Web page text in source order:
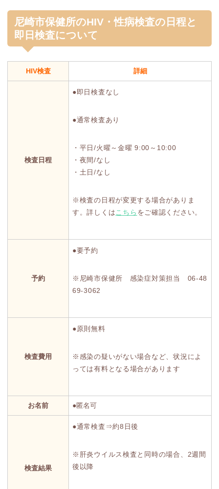
尼崎市保健所のHIV・性病検査の日程と
即日検査について
HIV検査 詳細
検査日程
●即日検査なし
●通常検査あり
・平日/火曜～金曜 9:00～10:00
・夜間/なし
・土日/なし
※検査の日程が変更する場合がありま
す。詳しくはこちら をご確認ください。
予約
●要予約
※尼崎市保健所 感染症対策担当 06-48
69-3062
検査費用
●原則無料
※感染の疑いがない場合など、状況によ
っては有料となる場合があります
お名前 ●匿名可
検査結果
●通常検査⇒約8日後
※肝炎ウイルス検査と同時の場合、2週間
後以降